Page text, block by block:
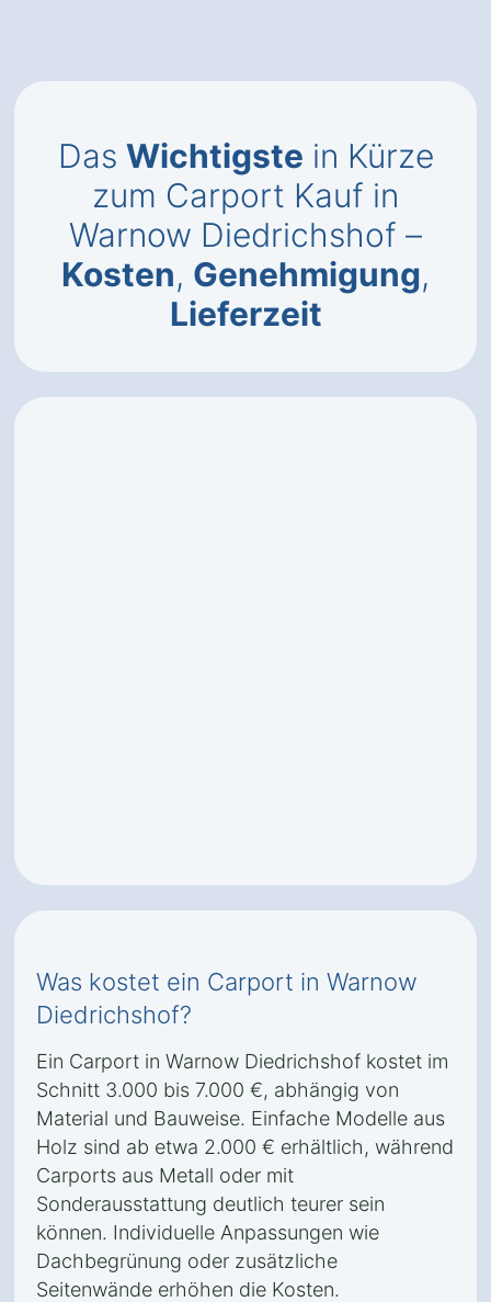
Das Wichtigste in Kürze
zum Carport Kauf in
Warnow Diedrichshof –
Kosten, Genehmigung,
Lieferzeit
Was kostet ein Carport in Warnow
Diedrichshof?
Ein Carport in Warnow Diedrichshof kostet im
Schnitt 3.000 bis 7.000 €, abhängig von
Material und Bauweise. Einfache Modelle aus
Holz sind ab etwa 2.000 € erhältlich, während
Carports aus Metall oder mit
Sonderausstattung deutlich teurer sein
können. Individuelle Anpassungen wie
Dachbegrünung oder zusätzliche
Seitenwände erhöhen die Kosten.